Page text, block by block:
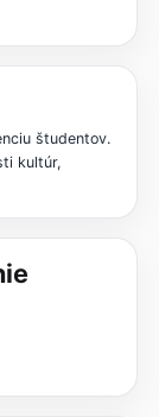
študentov.
kultúr,